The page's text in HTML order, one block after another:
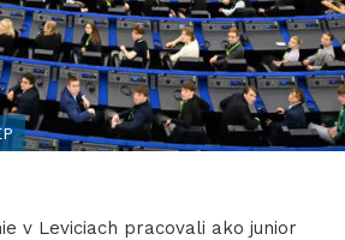
v Leviciach pracovali ako junior